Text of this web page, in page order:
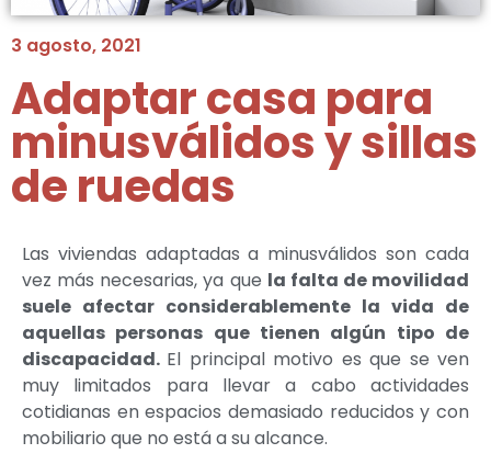
3 agosto, 2021
Adaptar casa para
minusválidos y sillas
de ruedas
Las viviendas adaptadas a minusválidos son cada
vez más necesarias, ya que la falta de movilidad
suele afectar considerablemente la vida de
aquellas personas que tienen algún tipo de
discapacidad. El principal motivo es que se ven
muy limitados para llevar a cabo actividades
cotidianas en espacios demasiado reducidos y con
mobiliario que no está a su alcance.